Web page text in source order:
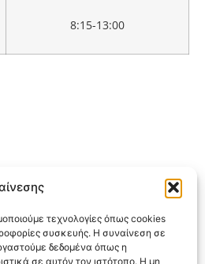
τεχνολογίες όπως cookies
συσκευής. Η συναίνεση σε
δεδομένα όπως η
σε αυτόν τον ιστότοπο. Η μη
8:15-13:00